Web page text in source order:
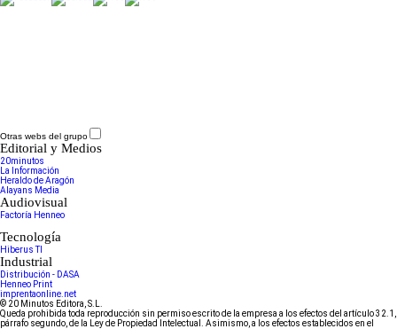
Otras webs del grupo
Editorial y Medios
20minutos
La Información
Heraldo de Aragón
Alayans Media
Audiovisual
Factoría Henneo
Tecnología
Hiberus TI
Industrial
Distribución - DASA
Henneo Print
imprentaonline.net
© 20 Minutos Editora, S.L.
Queda prohibida toda reproducción sin permiso escrito de la empresa a los efectos del artículo 32.1,
párrafo segundo, de la Ley de Propiedad Intelectual. Asimismo, a los efectos establecidos en el